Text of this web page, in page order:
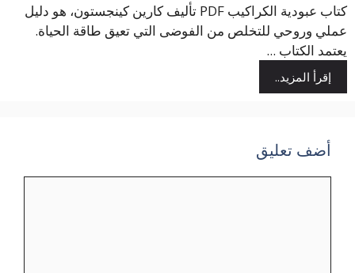
كتاب عبودية الكراكيب PDF تأليف كارين كينجستون، هو دليل
عملي وروحي للتخلص من الفوضى التي تعيق طاقة الحياة.
يعتمد الكتاب ...
إقرأ المزيد..
أضف تعليق